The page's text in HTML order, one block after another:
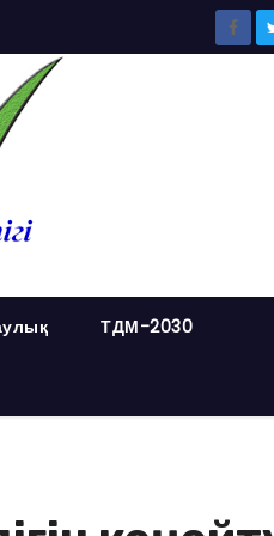
ТДМ-2030